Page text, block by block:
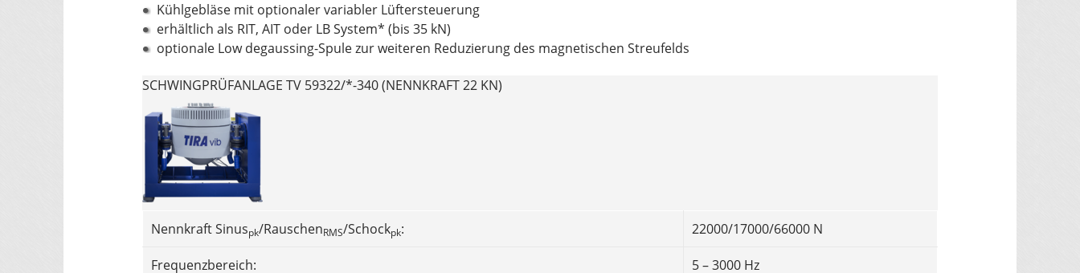
Kühlgebläse mit optionaler variabler Lüftersteuerung
erhältlich als RIT, AIT oder LB System* (bis 35 kN)
optionale Low degaussing-Spule zur weiteren Reduzierung des magnetischen Streufelds
SCHWINGPRÜFANLAGE TV 59322/*-340 (NENNKRAFT 22 KN)
Nennkraft Sinuspk/RauschenRMS/Schockpk: 22000/17000/66000 N
Frequenzbereich: 5 – 3000 Hz